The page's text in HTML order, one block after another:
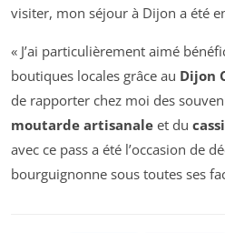
visiter, mon séjour à Dijon a été
« J’ai particulièrement aimé
boutiques locales grâce au Dijon
de rapporter chez moi des
moutarde artisanale et du
avec ce pass a été l’occasion de
bourguignonne sous toutes ses